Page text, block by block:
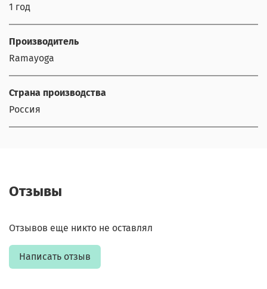
1 год
Производитель
Ramayoga
Страна производства
Россия
Отзывы
Отзывов еще никто не оставлял
Написать отзыв